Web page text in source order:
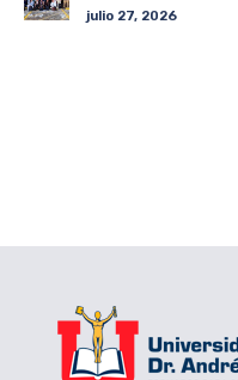
julio 27, 2026